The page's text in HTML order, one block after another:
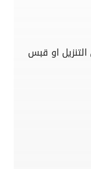
او قبس